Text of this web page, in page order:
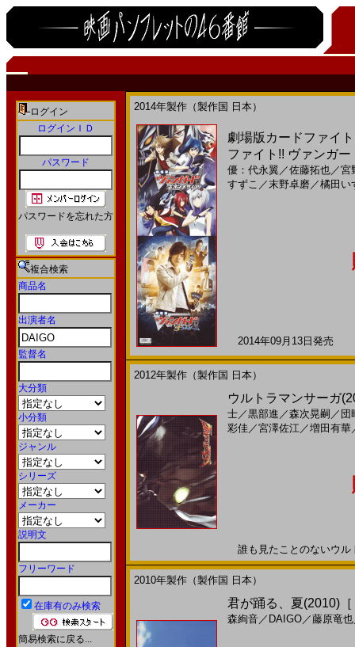
ログイン
ログインＩＤ
パスワード
パスワードを忘れた方
複合検索
商品名
出演者名
監督名
大分類
小分類
ジャンル
シリーズ
メーカー
説明文
フリーワード
在庫有のみ検索
簡易検索に戻る...
2014年製作（製作国 日本）
劇場版カードファイ
ファイト!! ヴァンガ
優：代永翼／佐藤拓也／宮
すずこ ／末野卓磨 ／橘田い
2014年09月13日発売
2012年製作（製作国 日本）
ウルトラマンサーガ
士／黒部進 ／森次晃嗣 ／ 団
彩佳／宮澤佐江／増田有華
誰も見たことのないウ
2010年製作（製作国 日本）
君が踊る、夏(2010)
森絢音／ DAIGO／藤原竜也